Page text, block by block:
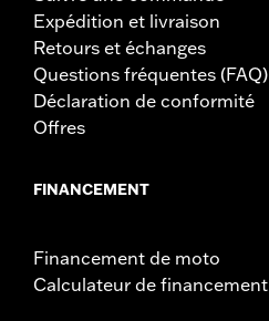
Expédition et livraison
Retours et échanges
Questions fréquentes (FAQ)
Déclaration de conformité
Offres
FINANCEMENT
Financement de moto
Calculateur de financement